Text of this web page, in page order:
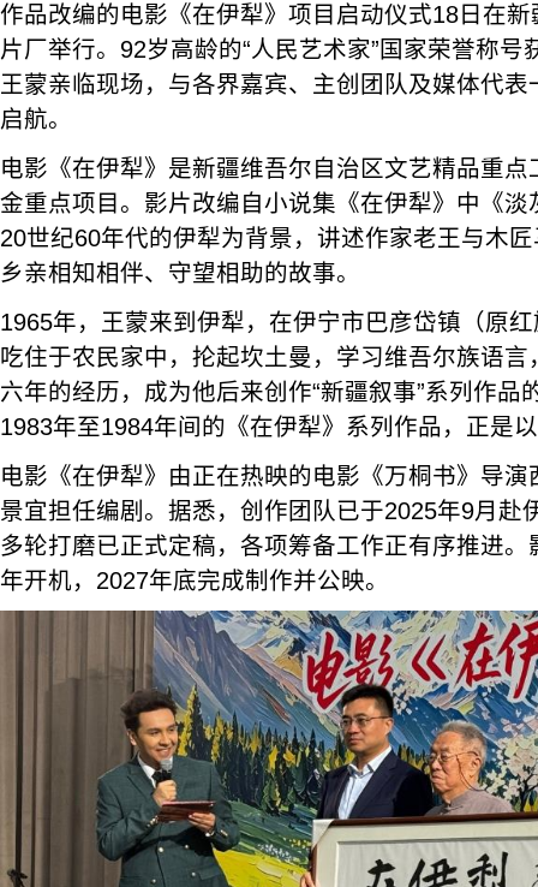
作品改编的电影《在伊犁》项目启动仪式18日在
片厂举行。92岁高龄的“人民艺术家”国家荣誉称号
王蒙亲临现场，与各界嘉宾、主创团队及媒体代
启航。
电影《在伊犁》是新疆维吾尔自治区文艺精品重
金重点项目。影片改编自小说集《在伊犁》中《
20世纪60年代的伊犁为背景，讲述作家老王与木
乡亲相知相伴、守望相助的故事。
1965年，王蒙来到伊犁，在伊宁市巴彦岱镇（原
吃住于农民家中，抡起坎土曼，学习维吾尔族语
六年的经历，成为他后来创作“新疆叙事”系列作品
1983年至1984年间的《在伊犁》系列作品，正是
电影《在伊犁》由正在热映的电影《万桐书》导演
景宜担任编剧。据悉，创作团队已于2025年9月赴
多轮打磨已正式定稿，各项筹备工作正有序推进
年开机，2027年底完成制作并公映。